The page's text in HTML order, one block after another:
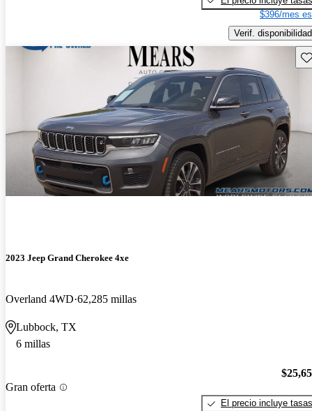
$396/mes
Verif. disponibilidad
2023 Jeep Grand Cherokee 4xe
Overland 4WD 62,285 millas
Lubbock, TX
6 millas
Gran oferta
El precio incluye tasas